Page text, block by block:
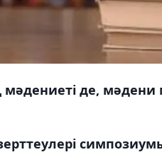
мәдениеті де, мәдени